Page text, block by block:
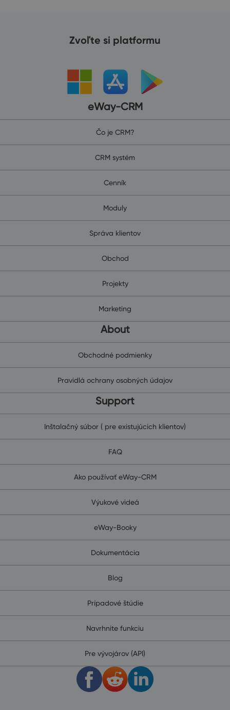
Zvoľte si platformu
eWay-CRM
Čo je CRM?
CRM systém
Cenník
Moduly
Správa klientov
Obchod
Projekty
Marketing
About
Obchodné podmienky
Pravidlá ochrany osobných údajov
Support
Inštalačný súbor ( pre existujúcich klientov)
FAQ
Ako používať eWay-CRM
Výukové videá
eWay-Booky
Dokumentácia
Blog
Prípadové štúdie
Navrhnite funkciu
Pre vývojárov (API)